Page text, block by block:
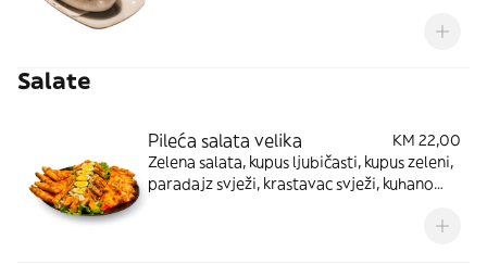
Salate
Pileća salata velika
KM 22,00
Zelena salata, kupus ljubičasti, kupus zeleni,
paradajz svježi, krastavac svježi, kuhano